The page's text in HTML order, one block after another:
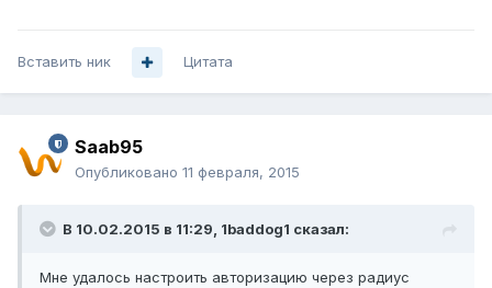
Вставить ник Цитата
Saab95
Опубликовано 11 февраля, 2015
В 10.02.2015 в 11:29, 1baddog1 сказал:
Мне удалось настроить авторизацию через радиус